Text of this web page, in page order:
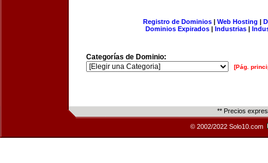
Registro de Dominios| Web Hosting |
Dominios Expirados | Industrias |
Categorías de Dominio:
[Pág.
** Precios
© 2002/2022 Solo10.com